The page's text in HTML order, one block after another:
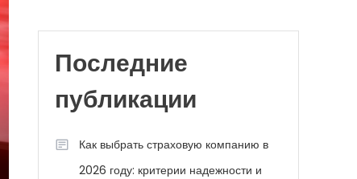
Последние
публикации
Как выбрать страховую компанию в
2026 году: критерии надежности и